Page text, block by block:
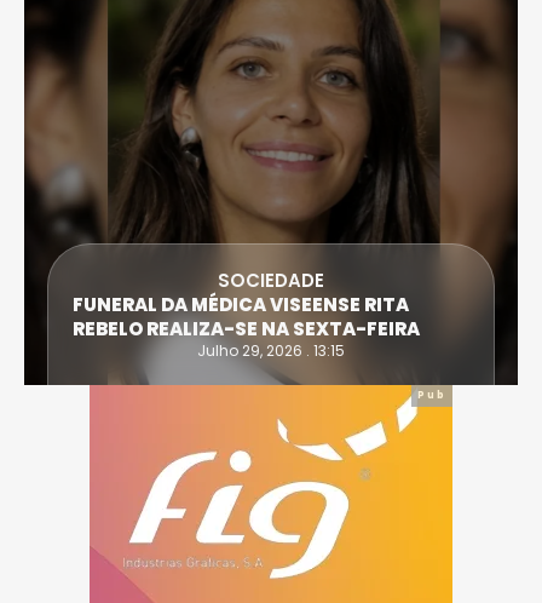
SOCIEDADE
FUNERAL DA MÉDICA VISEENSE RITA
REBELO REALIZA-SE NA SEXTA-FEIRA
Julho 29, 2026 . 13:15
Pub